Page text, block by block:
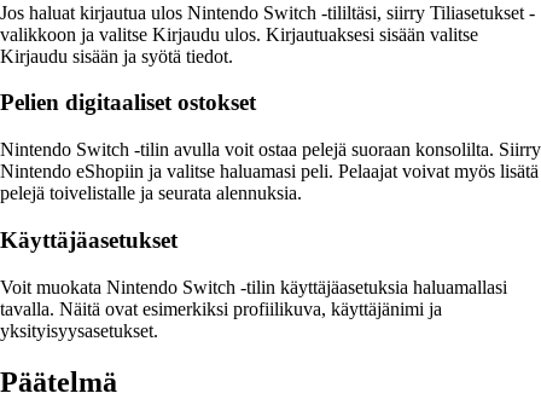
Jos haluat kirjautua ulos Nintendo Switch -tililtäsi, siirry Tiliasetukset -
valikkoon ja valitse Kirjaudu ulos. Kirjautuaksesi sisään valitse
Kirjaudu sisään ja syötä tiedot.
Pelien digitaaliset ostokset
Nintendo Switch -tilin avulla voit ostaa pelejä suoraan konsolilta. Siirry
Nintendo eShopiin ja valitse haluamasi peli. Pelaajat voivat myös lisätä
pelejä toivelistalle ja seurata alennuksia.
Käyttäjäasetukset
Voit muokata Nintendo Switch -tilin käyttäjäasetuksia haluamallasi
tavalla. Näitä ovat esimerkiksi profiilikuva, käyttäjänimi ja
yksityisyysasetukset.
Päätelmä